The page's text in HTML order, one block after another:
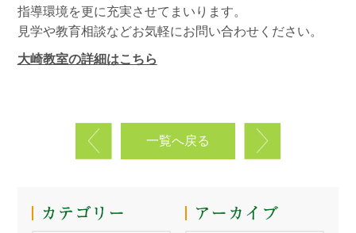
指導環境を更に充実させてまいります。
見学や教育相談などお気軽にお問い合わせください。
大崎教室の詳細はこちら
一覧へ戻る